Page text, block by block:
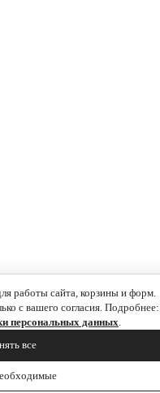
работы сайта, корзины и форм.
с вашего согласия. Подробнее:
персональных данных.
все